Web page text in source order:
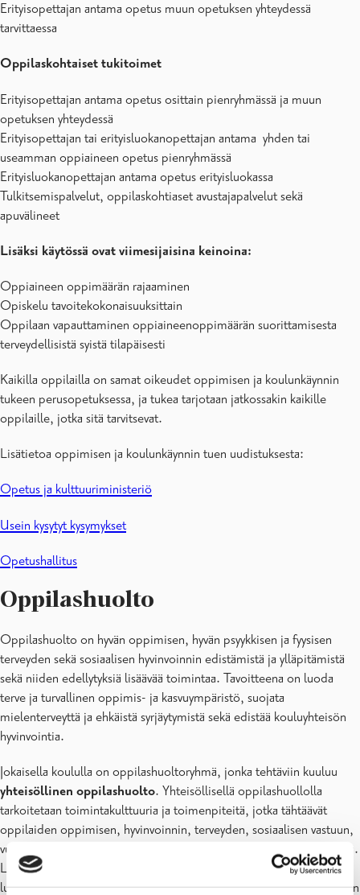
Erityisopettajan antama opetus muun opetuksen yhteydessä
tarvittaessa
Oppilaskohtaiset tukitoimet
Erityisopettajan antama opetus osittain pienryhmässä ja muun
opetuksen yhteydessä
Erityisopettajan tai erityisluokanopettajan antama yhden tai
useamman oppiaineen opetus pienryhmässä
Erityisluokanopettajan antama opetus erityisluokassa
Tulkitsemispalvelut, oppilaskohtiaset avustajapalvelut sekä
apuvälineet
Lisäksi käytössä ovat viimesijaisina keinoina:
Oppiaineen oppimäärän rajaaminen
Opiskelu tavoitekokonaisuuksittain
Oppilaan vapauttaminen oppiaineenoppimäärän suorittamisesta
terveydellisistä syistä tilapäisesti
Kaikilla oppilailla on samat oikeudet oppimisen ja koulunkäynnin
tukeen perusopetuksessa, ja tukea tarjotaan jatkossakin kaikille
oppilaille, jotka sitä tarvitsevat.
Lisätietoa oppimisen ja koulunkäynnin tuen uudistuksesta:
Opetus ja kulttuuriministeriö
Usein kysytyt kysymykset
Opetushallitus
Oppilashuolto
Oppilashuolto on hyvän oppimisen, hyvän psyykkisen ja fyysisen
terveyden sekä sosiaalisen hyvinvoinnin edistämistä ja ylläpitämistä
sekä niiden edellytyksiä lisäävää toimintaa. Tavoitteena on luoda
terve ja turvallinen oppimis- ja kasvuympäristö, suojata
mielenterveyttä ja ehkäistä syrjäytymistä sekä edistää kouluyhteisön
hyvinvointia.
Jokaisella koululla on oppilashuoltoryhmä, jonka tehtäviin kuuluu
yhteisöllinen oppilashuolto. Yhteisöllisellä oppilashuollolla
tarkoitetaan toimintakulttuuria ja toimenpiteitä, jotka tähtäävät
oppilaiden oppimisen, hyvinvoinnin, terveyden, sosiaalisen vastuun,
vuorovaikutuksen ja osallisuuden edistämiseen koko oppilaitoksessa.
Lisäksi tavoitteena on terveen ja turvallisen oppimisympäristön
luominen. Yhteisölliseen oppilashuoltoon panostaminen on kaikkien